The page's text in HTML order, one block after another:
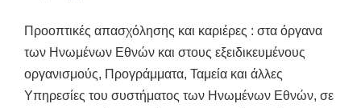
Προοπτικές απασχόλησης και καριέρες : στα όργανα
των Ηνωμένων Εθνών και στους εξειδικευμένους
οργανισμούς, Προγράμματα, Ταμεία και άλλες
Υπηρεσίες του συστήματος των Ηνωμένων Εθνών, σε